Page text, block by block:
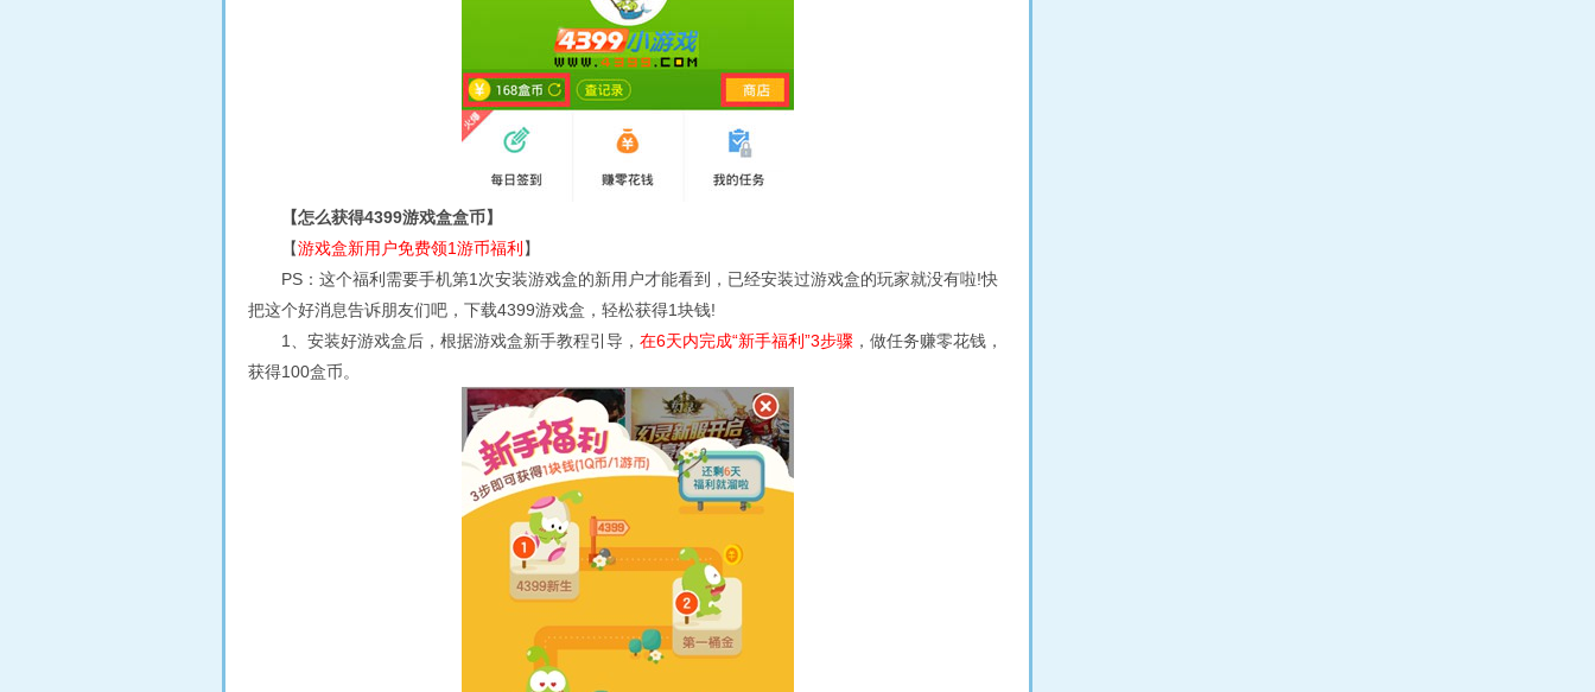
【怎么获得4399游戏盒盒币】
【游戏盒新用户免费领1游币福利 】
PS：这个福利需要手机第1次安装游戏盒的新用户才能看到，已经安装过游戏盒的玩家就没有啦!快
把这个好消息告诉朋友们吧，下载4399游戏盒，轻松获得1块钱!
1、安装好游戏盒后，根据游戏盒新手教程引导， 在6天内完成“新手福利”3步骤，做任务赚零花钱，
获得100盒币。